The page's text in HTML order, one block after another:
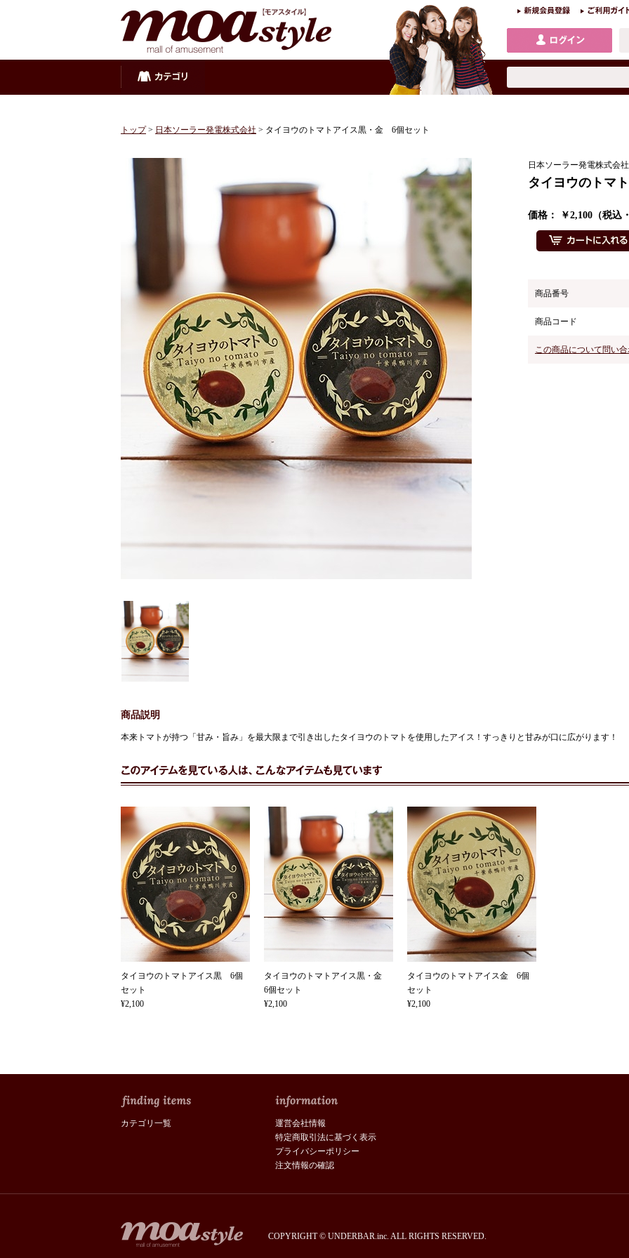
トップ> 日本ソーラー発電株式会社 > タイヨウのトマトアイス黒・金 6個セット
日本ソーラー発電株式会社
タイヨウのトマ
価格： ￥2,100（税込
商品番号
商品コード
この商品について問い
商品説明
本来トマトが持つ「甘み・旨み」を最大限まで引き出したタイヨウのトマトを使用したアイス！すっきりと甘みが口に広がります！
タイヨウのトマトアイス黒 6個
セット
¥2,100
タイヨウのトマトアイス黒・金
6個セット
¥2,100
タイヨウのトマトアイス金 6個
セット
¥2,100
カテゴリ一覧
運営会社情報
特定商取引法に基づく表示
プライバシーポリシー
注文情報の確認
COPYRIGHT © UNDERBAR.inc. ALL RIGHTS RESERVED.